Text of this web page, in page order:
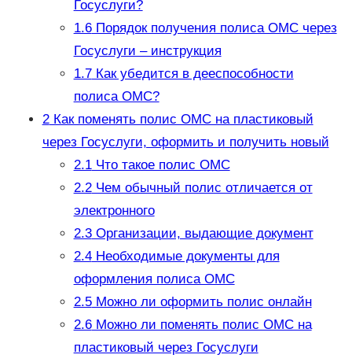
Госуслуги?
1.6Порядок получения полиса ОМС через
Госуслуги – инструкция
1.7Как убедится в дееспособности
полиса ОМС?
2Как поменять полис ОМС на пластиковый
через Госуслуги, оформить и получить новый
2.1Что такое полис ОМС
2.2Чем обычный полис отличается от
электронного
2.3Организации, выдающие документ
2.4Необходимые документы для
оформления полиса ОМС
2.5Можно ли оформить полис онлайн
2.6Можно ли поменять полис ОМС на
пластиковый через Госуслуги